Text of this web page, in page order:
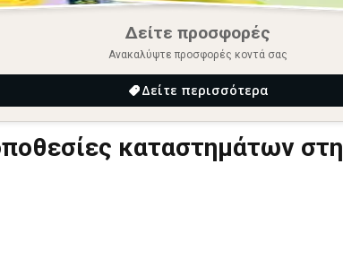
Δείτε προσφορές
Ανακαλύψτε προσφορές κοντά σας
Δείτε περισσότερα
καταστημάτων